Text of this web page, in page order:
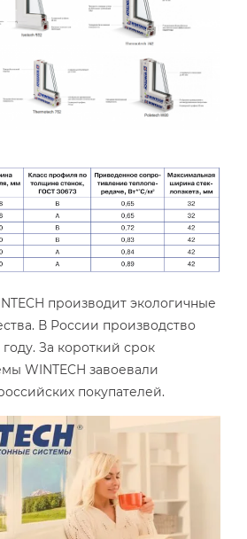
производит экологичные
В России производство
За короткий срок
WINTECH завоевали
покупателей.